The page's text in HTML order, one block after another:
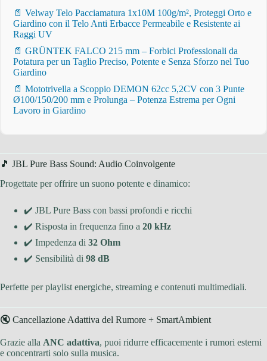
📄 Velway Telo Pacciamatura 1x10M 100g/m², Proteggi Orto e
Giardino con il Telo Anti Erbacce Permeabile e Resistente ai
Raggi UV
📄 GRÜNTEK FALCO 215 mm – Forbici Professionali da
Potatura per un Taglio Preciso, Potente e Senza Sforzo nel Tuo
Giardino
📄 Mototrivella a Scoppio DEMON 62cc 5,2CV con 3 Punte
Ø100/150/200 mm e Prolunga – Potenza Estrema per Ogni
Lavoro in Giardino
🎵 JBL Pure Bass Sound: Audio Coinvolgente
Progettate per offrire un suono potente e dinamico:
✔️ JBL Pure Bass con bassi profondi e ricchi
✔️ Risposta in frequenza fino a 20 kHz
✔️ Impedenza di 32 Ohm
✔️ Sensibilità di 98 dB
Perfette per playlist energiche, streaming e contenuti multimediali.
🔇 Cancellazione Adattiva del Rumore + SmartAmbient
Grazie alla ANC adattiva, puoi ridurre efficacemente i rumori esterni
e concentrarti solo sulla musica.